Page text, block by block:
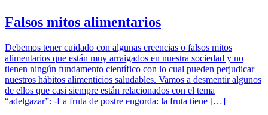
Falsos mitos alimentarios
Debemos tener cuidado con algunas creencias o falsos mitos
alimentarios que están muy arraigados en nuestra sociedad y no
tienen ningún fundamento científico con lo cual pueden perjudicar
nuestros hábitos alimenticios saludables. Vamos a desmentir algunos
de ellos que casi siempre están relacionados con el tema
“adelgazar”: -La fruta de postre engorda: la fruta tiene […]